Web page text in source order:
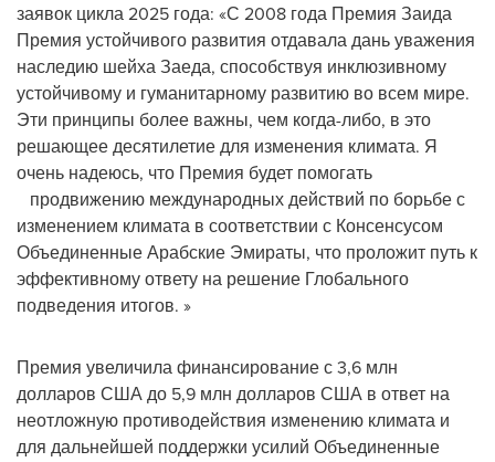
заявок цикла 2025 года: «С 2008 года Премия Заида
Премия устойчивого развития отдавала дань уважения
наследию шейха Заеда, способствуя инклюзивному
устойчивому и гуманитарному развитию во всем мире.
Эти принципы более важны, чем когда-либо, в это
решающее десятилетие для изменения климата. Я
очень надеюсь, что Премия будет помогать
продвижению международных действий по борьбе с
изменением климата в соответствии с Консенсусом
Объединенные Арабские Эмираты, что проложит путь к
эффективному ответу на решение Глобального
подведения итогов. »
Премия увеличила финансирование с 3,6 млн
долларов США до 5,9 млн долларов США в ответ на
неотложную противодействия изменению климата и
для дальнейшей поддержки усилий Объединенные